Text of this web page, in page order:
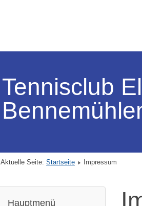
Tennisclub
Aktuelle Seite: Startseite Impressum
Hauptmenü